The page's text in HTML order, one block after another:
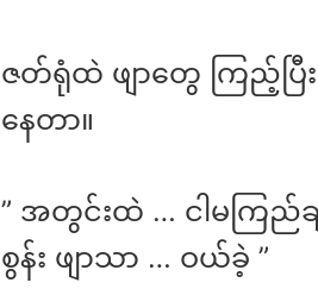
ဇတ်ရုံထဲ ဖျာတွေ ကြည့်ပြီ
နေတာ။
” အတွင်းထဲ … ငါမကြ
စွန်း ဖျာသာ … ဝယ်ခဲ့ ”